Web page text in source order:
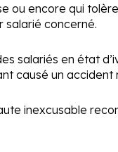
ou encore qui
salarié concerné.
salariés en état
causé un accident
inexcusable